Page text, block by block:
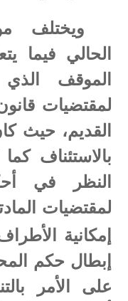
ويختلف
الحالي فيما
الموقف
لمقتضيات
القديم، حيث
بالاستئناف
النظر في
لمقتضيات المادتين 241
إمكانية
إبطال حكم
على الأمر